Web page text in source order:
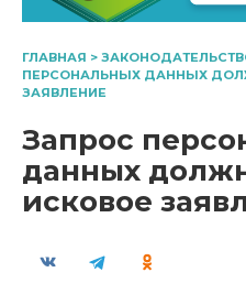
ГЛАВНАЯ >
ПЕРСОНАЛЬНЫХ ДАННЫХ
ЗАЯВЛЕНИЕ
Запрос
данных
исковое